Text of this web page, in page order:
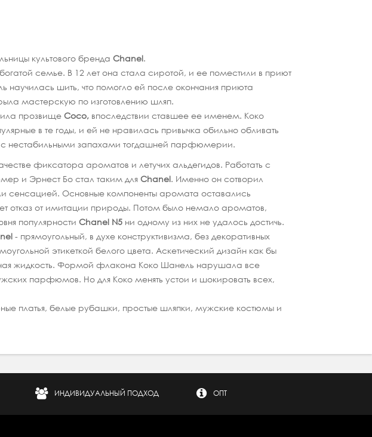
культового бренда Chanel.
семье. В 12 лет она стала сиротой, и ее поместили в приют
шить, что помогло ей после окончания приюта
мастерскую по изготовлению шляп.
прозвищеCoco, впоследствии ставшее ее именем. Коко
в те годы, и ей не нравилась привычка обильно обливать
нестабильными запахами тогдашней парфюмерии.
фиксатора ароматов и летучих альдегидов. Работать с
и Эрнест Бо стал таким для Chanel. Именно он сотворил
сенсацией. Основные компоненты аромата оставались
отказ от имитации природы. Потом было немало ароматов,
популярности Chanel N5 ни одному из них не удалось достичь.
- прямоугольный, в духе конструктивизма, без декоративных
этикеткой белого цвета. Аскетический дизайн как бы
жидкость. Формой флакона Коко Шанель нарушала все
парфюмов. Но для Коко менять устои и шокировать всех,
платья, белые рубашки, простые шляпки, мужские костюмы и
ИНДИВИДУАЛЬНЫЙ ПОДХОД ОПТ